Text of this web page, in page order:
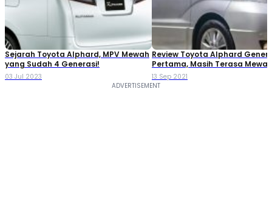
Sejarah Toyota Alphard, MPV Mewah
yang Sudah 4 Generasi!
03 Jul 2023
Review Toyota Alphard
Pertama, Masih Terasa
13 Sep 2021